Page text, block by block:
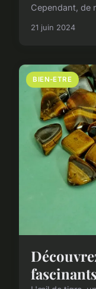
Cependant, de
21 juin 2024
BIEN-ETRE